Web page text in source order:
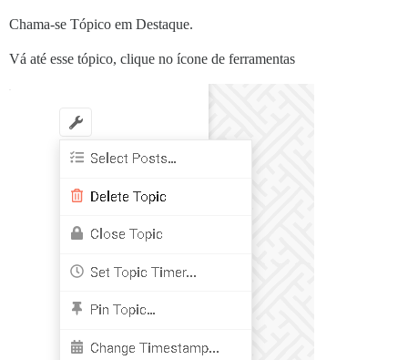
Chama-se Tópico em Destaque.
Vá até esse tópico, clique no ícone de ferramentas